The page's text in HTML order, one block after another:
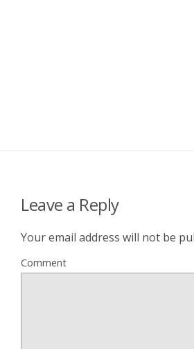
Leave a Reply
Your email address will not be
Comment